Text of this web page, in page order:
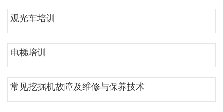
观光车培训
电梯培训
常见挖掘机故障及维修与保养技术